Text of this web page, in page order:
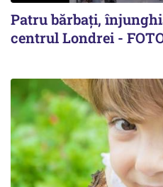
Patru bărbați,
centrul Londrei -